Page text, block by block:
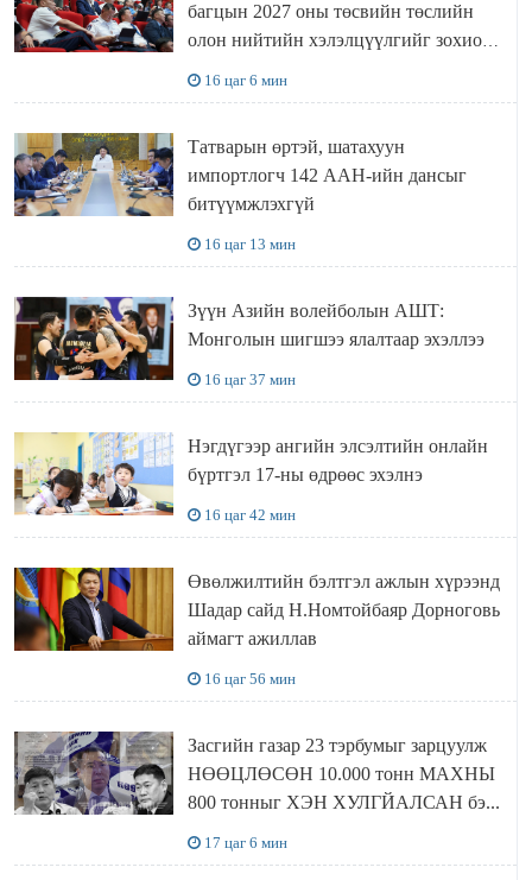
багцын 2027 оны төсвийн төслийн
олон нийтийн хэлэлцүүлгийг зохион
16 цаг 6 мин
Татварын өртэй, шатахуун
импортлогч 142 ААН-ийн дансыг
битүүмжлэхгүй
16 цаг 13 мин
Зүүн Азийн волейболын АШТ:
Монголын шигшээ ялалтаар эхэллээ
16 цаг 37 мин
Нэгдүгээр ангийн элсэлтийн онлайн
бүртгэл 17-ны өдрөөс эхэлнэ
16 цаг 42 мин
Өвөлжилтийн бэлтгэл ажлын хүрээнд
Шадар сайд Н.Номтойбаяр Дорноговь
аймагт ажиллав
16 цаг 56 мин
Засгийн газар 23 тэрбумыг зарцуулж
НӨӨЦЛӨСӨН 10.000 тонн МАХНЫ
800 тонныг ХЭН ХУЛГЙАЛСАН бэ...
17 цаг 6 мин